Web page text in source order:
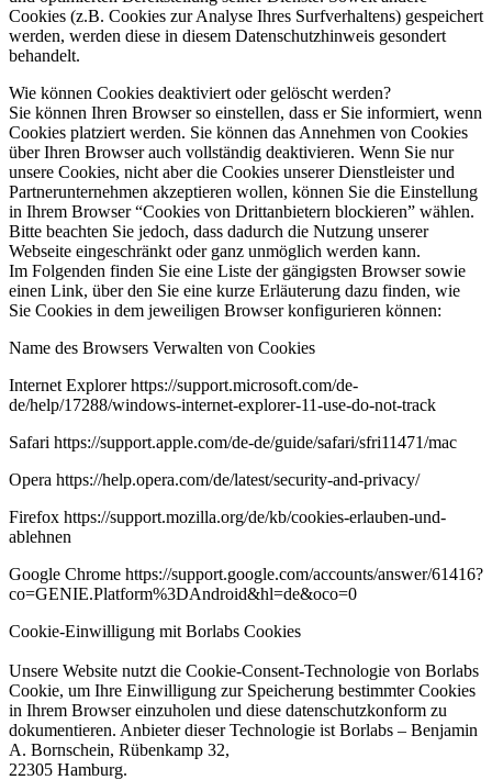
Cookies (z.B. Cookies zur Analyse Ihres Surfverhaltens) gespeichert
werden, werden diese in diesem Datenschutzhinweis gesondert
behandelt.
Wie können Cookies deaktiviert oder gelöscht werden?
Sie können Ihren Browser so einstellen, dass er Sie informiert, wenn
Cookies platziert werden. Sie können das Annehmen von Cookies
über Ihren Browser auch vollständig deaktivieren. Wenn Sie nur
unsere Cookies, nicht aber die Cookies unserer Dienstleister und
Partnerunternehmen akzeptieren wollen, können Sie die Einstellung
in Ihrem Browser “Cookies von Drittanbietern blockieren” wählen.
Bitte beachten Sie jedoch, dass dadurch die Nutzung unserer
Webseite eingeschränkt oder ganz unmöglich werden kann.
Im Folgenden finden Sie eine Liste der gängigsten Browser sowie
einen Link, über den Sie eine kurze Erläuterung dazu finden, wie
Sie Cookies in dem jeweiligen Browser konfigurieren können:
Name des Browsers Verwalten von Cookies
Internet Explorer https://support.microsoft.com/de-
de/help/17288/windows-internet-explorer-11-use-do-not-track
Safari https://support.apple.com/de-de/guide/safari/sfri11471/mac
Opera https://help.opera.com/de/latest/security-and-privacy/
Firefox https://support.mozilla.org/de/kb/cookies-erlauben-und-
ablehnen
Google Chrome https://support.google.com/accounts/answer/61416?
co=GENIE.Platform%3DAndroid&hl=de&oco=0
Cookie-Einwilligung mit Borlabs Cookies
Unsere Website nutzt die Cookie-Consent-Technologie von Borlabs
Cookie, um Ihre Einwilligung zur Speicherung bestimmter Cookies
in Ihrem Browser einzuholen und diese datenschutzkonform zu
dokumentieren. Anbieter dieser Technologie ist Borlabs – Benjamin
A. Bornschein, Rübenkamp 32,
22305 Hamburg.